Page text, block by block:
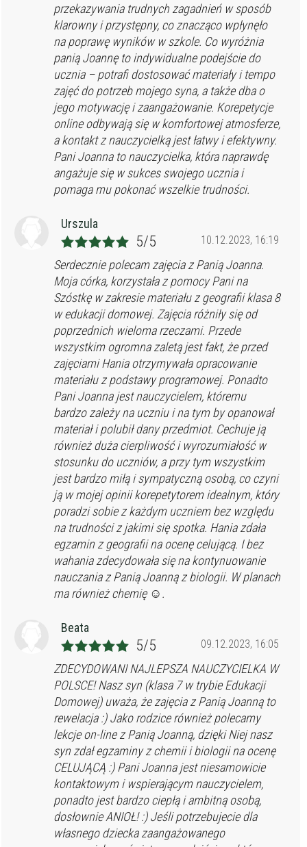
przekazywania trudnych zagadnień w sposób
klarowny i przystępny, co znacząco wpłynęło
na poprawę wyników w szkole. Co wyróżnia
panią Joannę to indywidualne podejście do
ucznia – potrafi dostosować materiały i tempo
zajęć do potrzeb mojego syna, a także dba o
jego motywację i zaangażowanie. Korepetycje
online odbywają się w komfortowej atmosferze,
a kontakt z nauczycielką jest łatwy i efektywny.
Pani Joanna to nauczycielka, która naprawdę
angażuje się w sukces swojego ucznia i
pomaga mu pokonać wszelkie trudności.
Urszula
10.12.2023, 16:19
5/5
Serdecznie polecam zajęcia z Panią Joanna.
Moja córka, korzystała z pomocy Pani na
Szóstkę w zakresie materiału z geografii klasa 8
w edukacji domowej. Zajęcia różniły się od
poprzednich wieloma rzeczami. Przede
wszystkim ogromna zaletą jest fakt, że przed
zajęciami Hania otrzymywała opracowanie
materiału z podstawy programowej. Ponadto
Pani Joanna jest nauczycielem, któremu
bardzo zależy na uczniu i na tym by opanował
materiał i polubił dany przedmiot. Cechuje ją
również duża cierpliwość i wyrozumiałość w
stosunku do uczniów, a przy tym wszystkim
jest bardzo miłą i sympatyczną osobą, co czyni
ją w mojej opinii korepetytorem idealnym, który
poradzi sobie z każdym uczniem bez względu
na trudności z jakimi się spotka. Hania zdała
egzamin z geografii na ocenę celującą. I bez
wahania zdecydowała się na kontynuowanie
nauczania z Panią Joanną z biologii. W planach
ma również chemię ☺️.
Beata
09.12.2023, 16:05
5/5
ZDECYDOWANI NAJLEPSZA NAUCZYCIELKA W
POLSCE! Nasz syn (klasa 7 w trybie Edukacji
Domowej) uważa, że zajęcia z Panią Joanną to
rewelacja :) Jako rodzice również polecamy
lekcje on-line z Panią Joanną, dzięki Niej nasz
syn zdał egzaminy z chemii i biologii na ocenę
CELUJĄCĄ :) Pani Joanna jest niesamowicie
kontaktowym i wspierającym nauczycielem,
ponadto jest bardzo ciepłą i ambitną osobą,
dosłownie ANIOŁ! :) Jeśli potrzebujecie dla
własnego dziecka zaangażowanego